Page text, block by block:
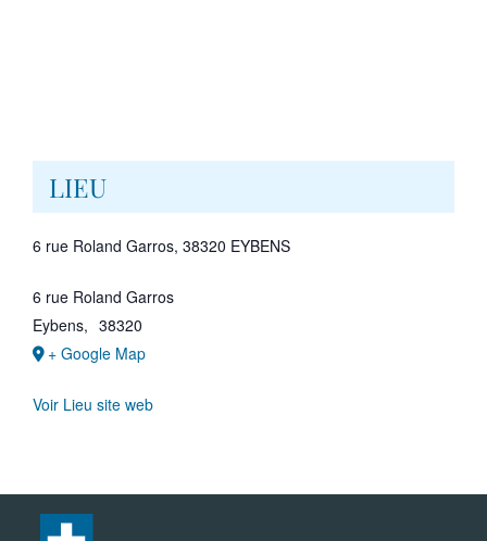
LIEU
6 rue Roland Garros, 38320 EYBENS
6 rue Roland Garros
Eybens, 38320
+ Google Map
Voir Lieu site web